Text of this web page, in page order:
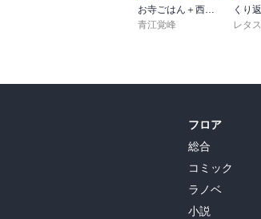
お寺ごはん＋西洋お寺ごはん 【2冊合本版】
青江覚峰
フロア
総合
コミック
ラノベ
小説